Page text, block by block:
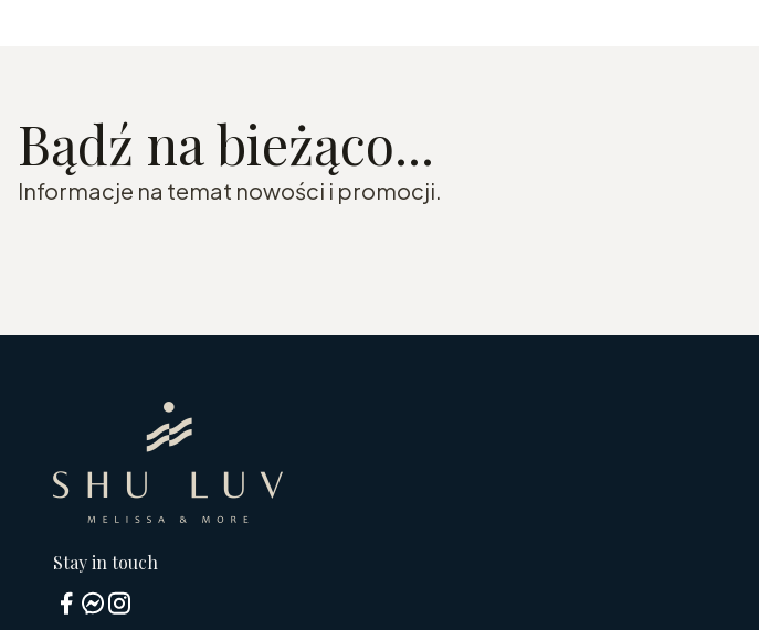
Bądź na bieżąco...
Informacje na temat nowości i promocji.
Stay in touch